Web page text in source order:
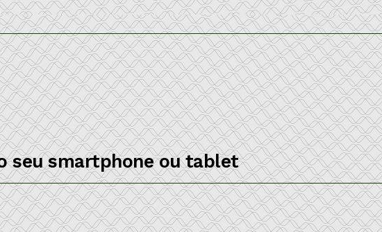
seu smartphone ou tablet